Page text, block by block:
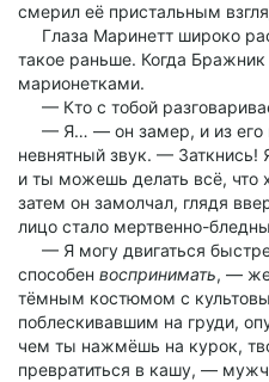
смерил её пристальным
Глаза Маринетт широко
такое раньше. Когда
марионетками.
— Кто с тобой
— Я… — он замер, и из его
невнятный звук. —
и ты можешь делать всё,
затем он замолчал, глядя
лицо стало мертвенно-
— Я могу двигаться
способен воспринимать, —
тёмным костюмом с
поблескивавшим на груди,
чем ты нажмёшь на курок,
превратиться в кашу, —